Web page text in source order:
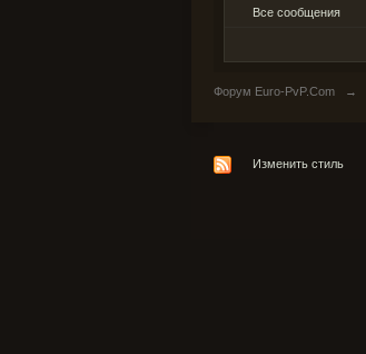
Все сообщения
Форум Euro-PvP.Com →
Изменить стиль